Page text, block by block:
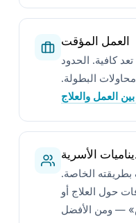
العمل المؤقت
كافية. الحدود
البطولة.
الأسرية
الخاصة.
حول العلاج أو
— ومن الأفضل